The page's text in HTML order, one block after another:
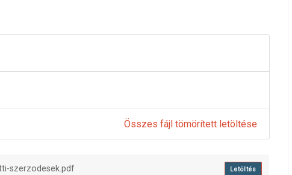
Összes fájl tömörített letöltése
szerzodesek.pdf Letöltés